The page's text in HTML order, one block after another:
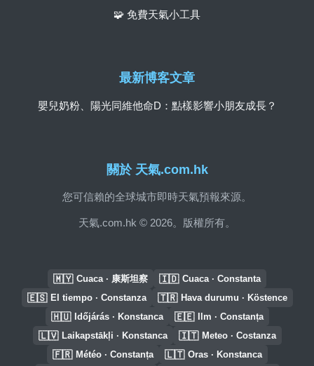
關於 天氣.com.hk
您可信賴的全球城市即時天氣預報來源。
天氣.com.hk © 2026。版權所有。
🧩 免費天氣小工具
最新博客文章
嬰兒奶粉、陽光同維他命D：點樣影響小朋友成長？
🇲🇾 Cuaca · 康斯坦察 🇮🇩 Cuaca · Constanta
🇪🇸 El tiempo · Constanza 🇹🇷 Hava durumu · Köstence
🇭🇺 Időjárás · Konstanca 🇪🇪 Ilm · Constanța
🇱🇻 Laikapstākļi · Konstanca 🇮🇹 Meteo · Costanza
🇫🇷 Météo · Constanța 🇱🇹 Oras · Konstanca